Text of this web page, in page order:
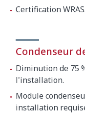
Puissance totale
Dimensions
Hauteur
Certification WRAS.
Condenseur
Diminution de 75
l'installation.
Module
installation